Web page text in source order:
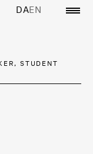
DAEN
STUDENT